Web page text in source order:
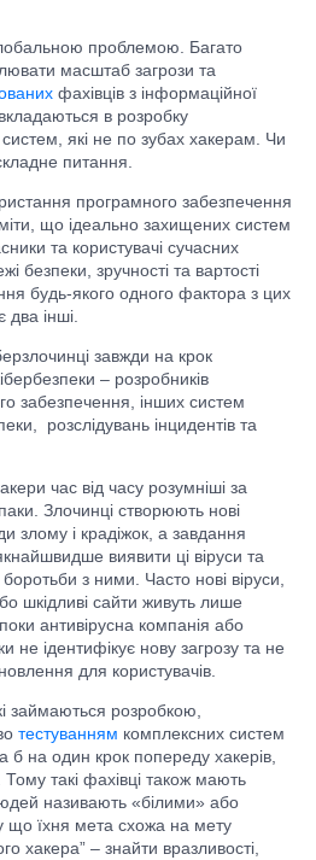
проблемою. Багато
масштаб загрози та
фахівців з інформаційної
в розробку
які не по зубах хакерам. Чи
питання.
програмного забезпечення
що ідеально захищених систем
та користувачі сучасних
безпеки, зручності та вартості
будь-якого одного фактора з цих
два інші.
завжди на крок
– розробників
забезпечення, інших систем
розслідувань інцидентів та
час від часу розумніші за
Злочинці створюють нові
злому і крадіжок, а завдання
виявити ці віруси та
з ними. Часто нові віруси,
шкідливі сайти живуть лише
антивірусна компанія або
не ідентифікує нову загрозу та не
для користувачів.
займаються розробкою,
тестуванням комплексних систем
б на один крок попереду хакерів,
такі фахівці також мають
називають «білими» або
що їхня мета схожа на мету
хакера” – знайти вразливості,